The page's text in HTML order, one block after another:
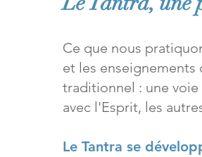
Ce que nous
et les enseignements
traditionnel : une
avec l'Esprit, les
Le Tantra se